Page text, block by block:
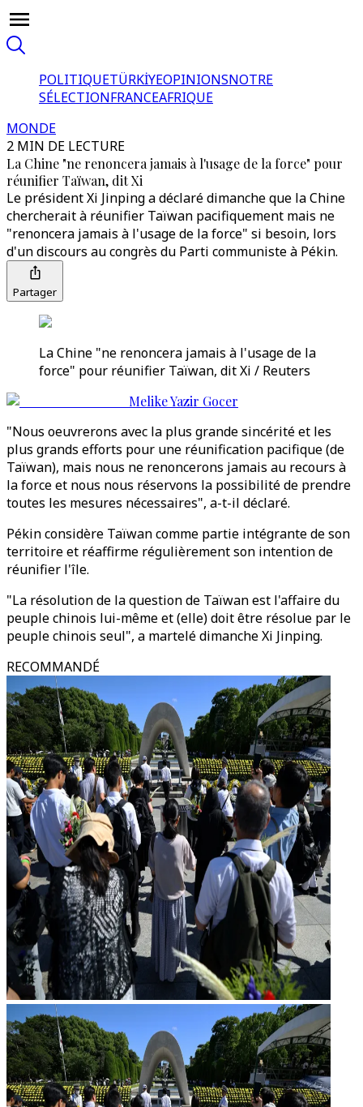
POLITIQUETÜRKİYEOPINIONSNOTRE
SÉLECTIONFRANCEAFRIQUE
MONDE
2 MIN DE LECTURE
La Chine "ne renoncera jamais à l'usage de la force" pour
réunifier Taïwan, dit Xi
Le président Xi Jinping a déclaré dimanche que la Chine
chercherait à réunifier Taïwan pacifiquement mais ne
"renoncera jamais à l'usage de la force" si besoin, lors
d'un discours au congrès du Parti communiste à Pékin.
Partager
La Chine "ne renoncera jamais à l'usage de la
force" pour réunifier Taïwan, dit Xi / Reuters
Melike Yazir Gocer
"Nous oeuvrerons avec la plus grande sincérité et les
plus grands efforts pour une réunification pacifique (de
Taïwan), mais nous ne renoncerons jamais au recours à
la force et nous nous réservons la possibilité de prendre
toutes les mesures nécessaires", a-t-il déclaré.
Pékin considère Taïwan comme partie intégrante de son
territoire et réaffirme régulièrement son intention de
réunifier l'île.
"La résolution de la question de Taïwan est l'affaire du
peuple chinois lui-même et (elle) doit être résolue par le
peuple chinois seul", a martelé dimanche Xi Jinping.
RECOMMANDÉ